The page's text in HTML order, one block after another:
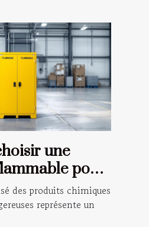
une
pour
votre
des produits chimiques
représente un